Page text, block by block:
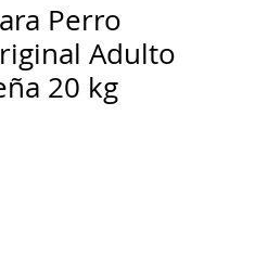
Perro
Adulto
20 kg